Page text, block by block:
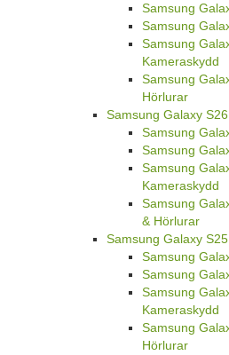
Samsung
Samsung
Samsung
Kameraskydd
Samsung
Hörlurar
Samsung Galaxy
Samsung
Samsung
Samsung
Kameraskydd
Samsung
& Hörlurar
Samsung Galaxy S25
Samsung
Samsung
Samsung
Kameraskydd
Samsung
Hörlurar